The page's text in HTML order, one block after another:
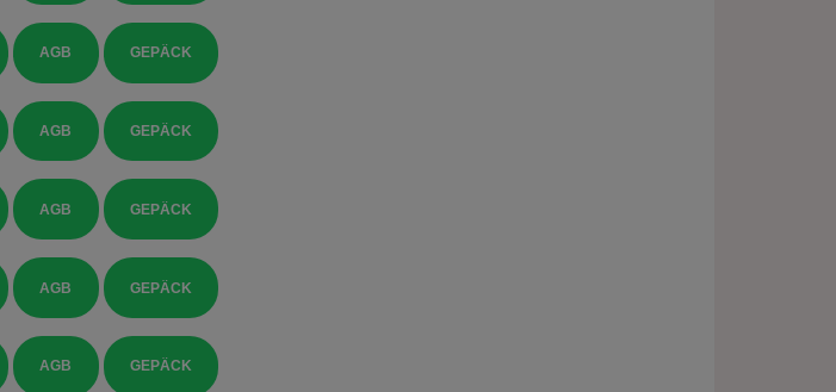
AGB GEPÄCK
AGB GEPÄCK
AGB GEPÄCK
AGB GEPÄCK
AGB GEPÄCK